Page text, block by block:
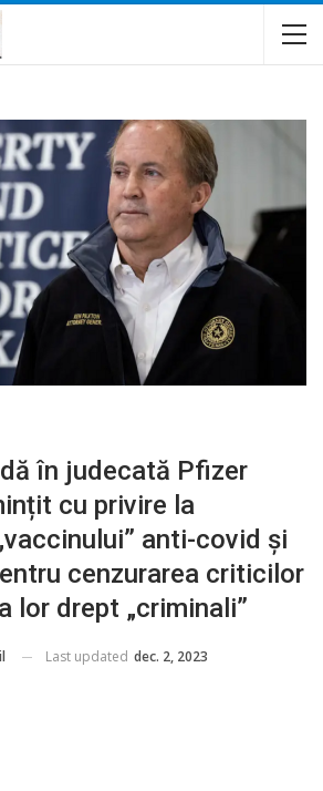
în judecată Pfizer
cu privire la
anti-covid și
cenzurarea criticilor
lor drept „criminali”
Last updated dec. 2, 2023